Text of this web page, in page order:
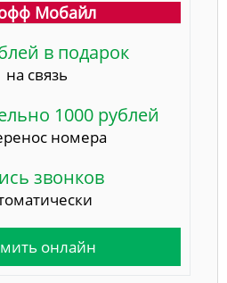
Мобайл
в подарок
на связь
1000 рублей
номера
звонков
онлайн